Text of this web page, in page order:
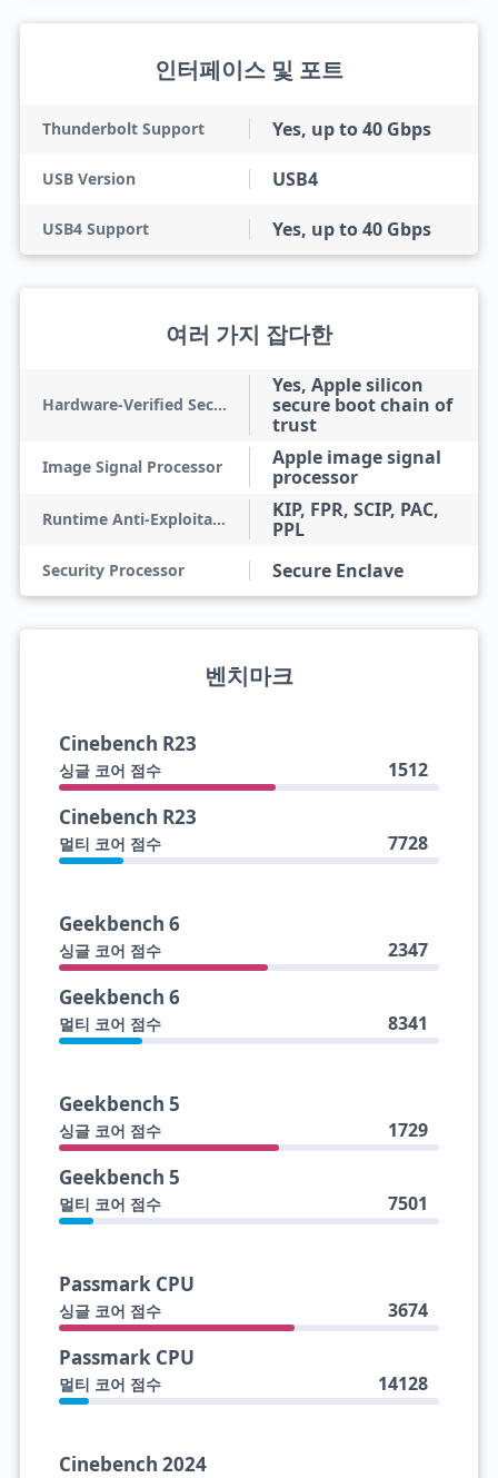
인터페이스 및 포트
Thunderbolt Support Yes, up to 40 Gbps
USB Version USB4
USB4 Support Yes, up to 40 Gbps
여러 가지 잡다한
Hardware-Verified Secure Boot
Yes, Apple silicon
secure boot chain of
trust
Image Signal Processor
Apple image signal
processor
Runtime Anti-Exploitation
KIP, FPR, SCIP, PAC,
PPL
Security Processor Secure Enclave
벤치마크
Cinebench R23
싱글 코어 점수 1512
Cinebench R23
멀티 코어 점수 7728
Geekbench 6
싱글 코어 점수 2347
Geekbench 6
멀티 코어 점수 8341
Geekbench 5
싱글 코어 점수 1729
Geekbench 5
멀티 코어 점수 7501
Passmark CPU
싱글 코어 점수 3674
Passmark CPU
멀티 코어 점수 14128
Cinebench 2024